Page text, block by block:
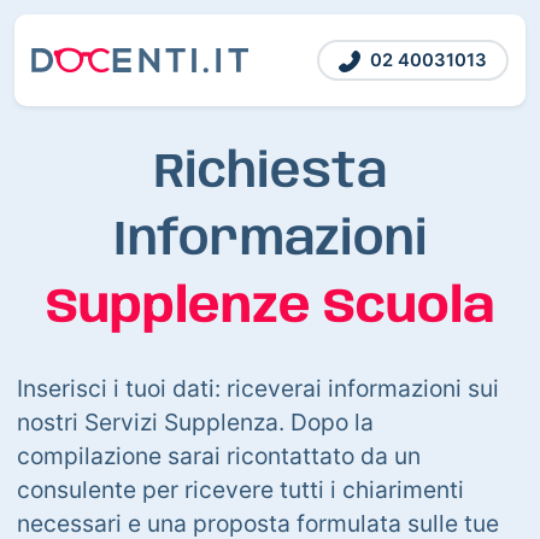
02 40031013
Richiesta
Informazioni
Supplenze Scuola
Inserisci i tuoi dati: riceverai informazioni sui
nostri Servizi Supplenza. Dopo la
compilazione sarai ricontattato da un
consulente per ricevere tutti i chiarimenti
necessari e una proposta formulata sulle tue